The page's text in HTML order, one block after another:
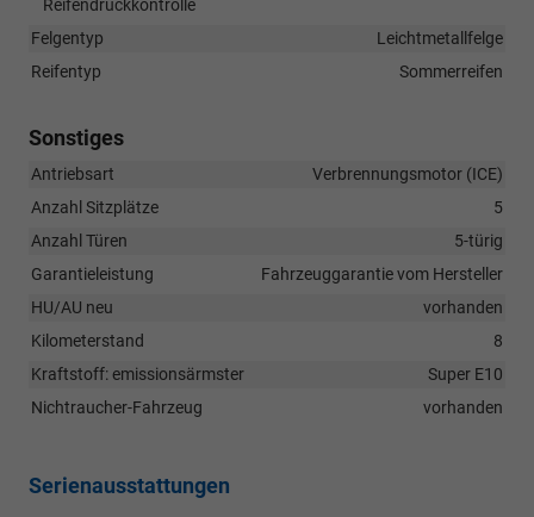
Reifendruckkontrolle
Felgentyp
Leichtmetallfelge
Reifentyp
Sommerreifen
Sonstiges
Antriebsart
Verbrennungsmotor (ICE)
Anzahl Sitzplätze
5
Anzahl Türen
5-türig
Garantieleistung
Fahrzeuggarantie vom Hersteller
HU/AU neu
vorhanden
Kilometerstand
8
Kraftstoff: emissionsärmster
Super E10
Nichtraucher-Fahrzeug
vorhanden
Serienausstattungen